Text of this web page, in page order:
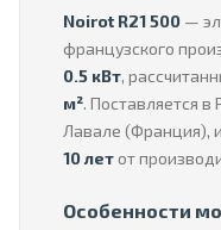
Noirot R21 500 —
французского
0.5 кВт,
м². Поставляется
Лавале (Франция),
10 летот
Особенности